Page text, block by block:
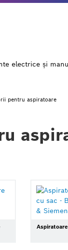
electrice și
pentru aspiratoare